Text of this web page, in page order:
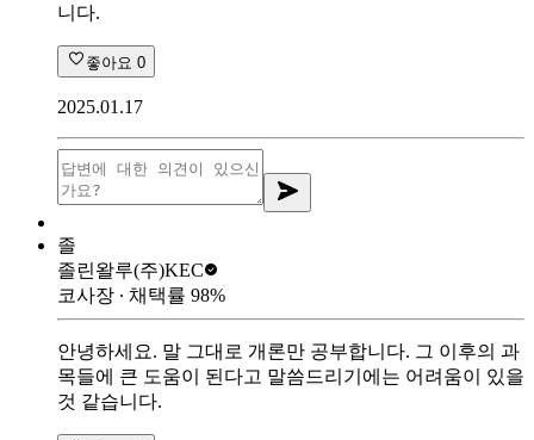
니다.
좋아요 0
2025.01.17
졸
졸린왈루(주)KEC
코사장 ∙ 채택률 98%
안녕하세요. 말 그대로 개론만 공부합니다. 그 이후의 과
목들에 큰 도움이 된다고 말씀드리기에는 어려움이 있을
것 같습니다.